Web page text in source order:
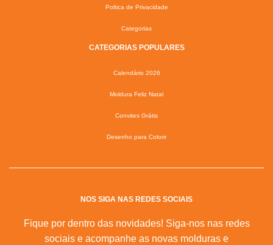
Poltica de Privacidade
Categorias
CATEGORIAS POPULARES
Calendário 2026
Moldura Feliz Natal
Convites Grátis
Desenho para Colorir
NOS SIGA NAS REDES SOCIAIS
Fique por dentro das novidades! Siga-nos nas redes
sociais e acompanhe as novas molduras e